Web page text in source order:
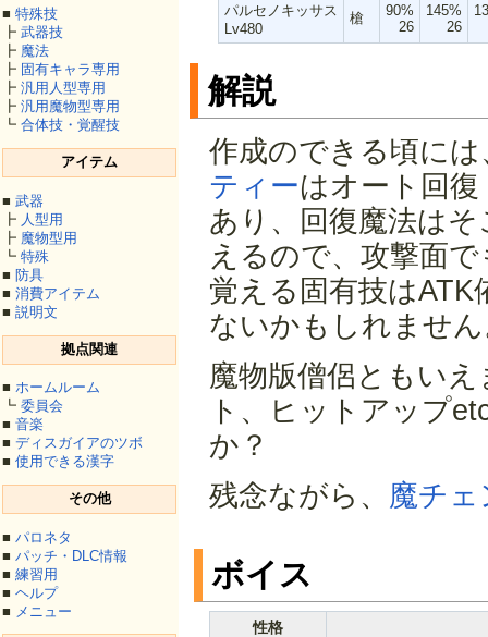
■ 特殊技
┣ 武器技
┣ 魔法
┣ 固有キャラ専用
┣ 汎用人型専用
┣ 汎用魔物型専用
┗ 合体技・覚醒技
アイテム
■ 武器
┣ 人型用
┣ 魔物型用
┗ 特殊
■ 防具
■ 消費アイテム
■ 説明文
拠点関連
■ ホームルーム
┗ 委員会
■ 音楽
■ ディスガイアのツボ
■ 使用できる漢字
その他
■ パロネタ
■ パッチ・DLC情報
■ 練習用
■ ヘルプ
■ メニュー
パルセノキッサス
Lv480
槍
90%
26
145%
26
解説
作成のできる頃に
ティーはオート回
あり、回復魔法は
えるので、攻撃面
覚える固有技は
ないかもしれませ
魔物版僧侶ともい
ト、ヒットアップ
か？
残念ながら、 魔チェ
ボイス
性格